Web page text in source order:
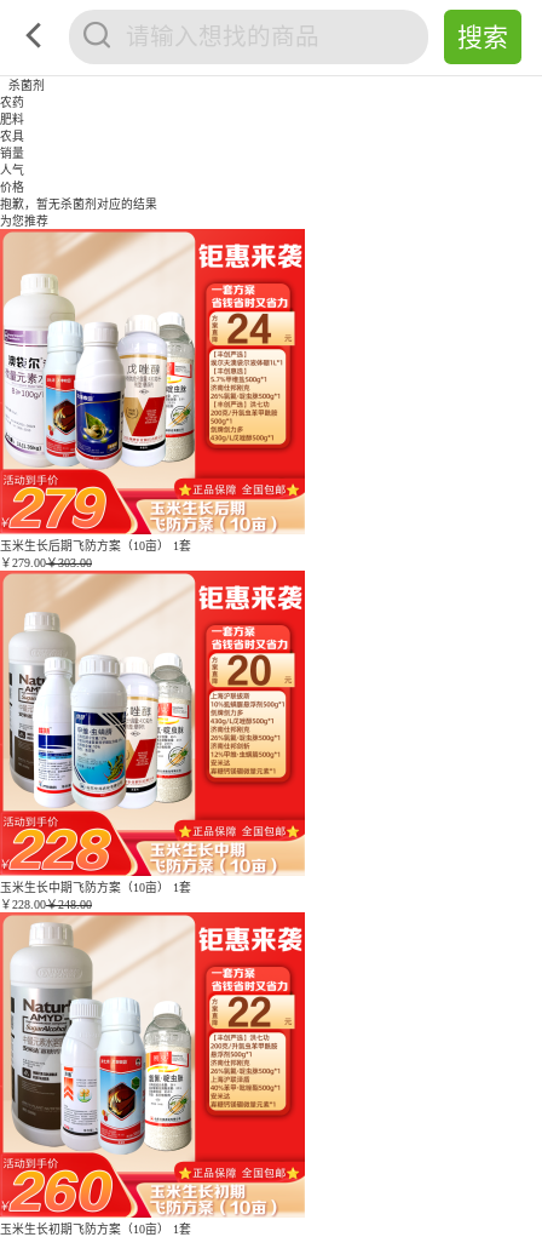
杀菌剂
农药
肥料
农具
销量
人气
价格
抱歉，暂无杀菌剂对应的结果
为您推荐
玉米生长后期飞防方案（10亩） 1套
￥279.00￥303.00
玉米生长中期飞防方案（10亩） 1套
￥228.00￥248.00
玉米生长初期飞防方案（10亩） 1套